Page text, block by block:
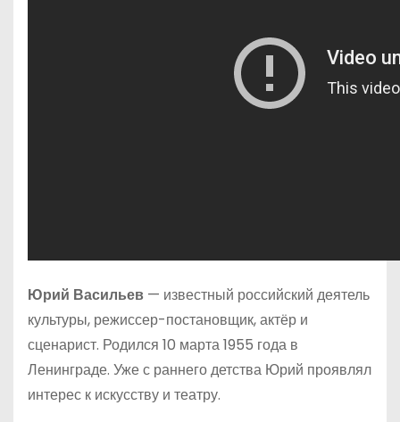
Юрий Васильев — известный российский деятель
культуры, режиссер-постановщик, актёр и
сценарист. Родился 10 марта 1955 года в
Ленинграде. Уже с раннего детства Юрий проявлял
интерес к искусству и театру.